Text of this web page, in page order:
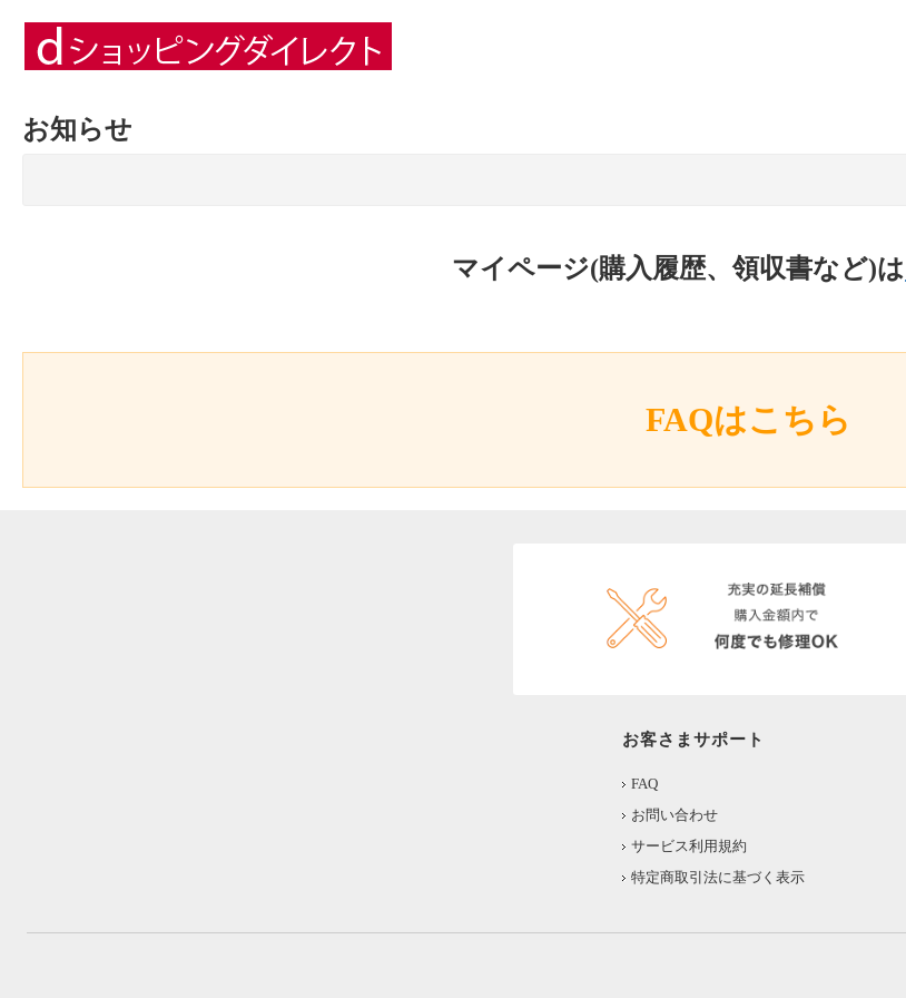
お知らせ
マイページ(購入履歴、領収書など)は
FAQはこちら
お客さまサポート
FAQ
お問い合わせ
サービス利用規約
特定商取引法に基づく表示